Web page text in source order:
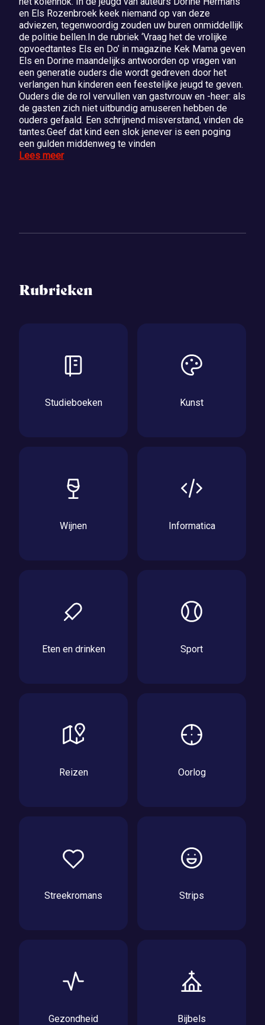
en Els Rozenbroek keek niemand op van deze
adviezen, tegenwoordig zouden uw buren onmiddellijk
de politie bellen.In de rubriek ‘Vraag het de vrolijke
opvoedtantes Els en Do’ in magazine Kek Mama geven
Els en Dorine maandelijks antwoorden op vragen van
een generatie ouders die wordt gedreven door het
verlangen hun kinderen een feestelijke jeugd te geven.
Ouders die de rol vervullen van gastvrouw en -heer: als
de gasten zich niet uitbundig amuseren hebben de
ouders gefaald. Een schrijnend misverstand, vinden de
tantes.Geef dat kind een slok jenever is een poging
een gulden middenweg te vinden
Lees meer
Rubrieken
Studieboeken Kunst
Wijnen Informatica
Eten en drinken Sport
Reizen Oorlog
Streekromans Strips
Gezondheid Bijbels